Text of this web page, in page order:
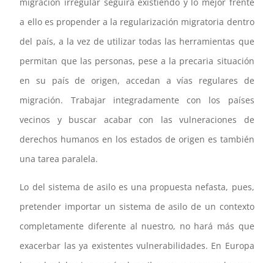
a ello es propender a la regularización migratoria dentro
del país, a la vez de utilizar todas las herramientas que
permitan que las personas, pese a la precaria situación
en su país de origen, accedan a vías regulares de
migración. Trabajar integradamente con los países
vecinos y buscar acabar con las vulneraciones de
derechos humanos en los estados de origen es también
una tarea paralela.
Lo del sistema de asilo es una propuesta nefasta, pues,
pretender importar un sistema de asilo de un contexto
completamente diferente al nuestro, no hará más que
exacerbar las ya existentes vulnerabilidades. En Europa